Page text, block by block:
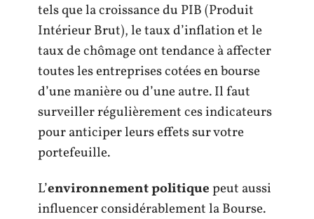
tels que la croissance du PIB (Produit
Intérieur Brut), le taux d’inflation et le
taux de chômage ont tendance à affecter
toutes les entreprises cotées en bourse
d’une manière ou d’une autre. Il faut
surveiller régulièrement ces indicateurs
pour anticiper leurs effets sur votre
portefeuille.
L’environnement politiquepeut aussi
influencer considérablement la Bourse.